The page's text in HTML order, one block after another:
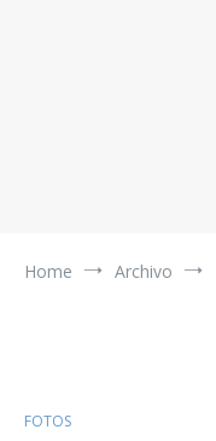
Home Archivo
FOTOS